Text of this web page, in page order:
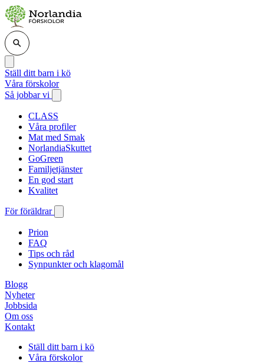
Ställ ditt barn i kö
Våra förskolor
Så jobbar vi
CLASS
Våra profiler
Mat med Smak
NorlandiaSkuttet
GoGreen
Familjetjänster
En god start
Kvalitet
För föräldrar
Prion
FAQ
Tips och råd
Synpunkter och klagomål
Blogg
Nyheter
Jobbsida
Om oss
Kontakt
Ställ ditt barn i kö
Våra förskolor